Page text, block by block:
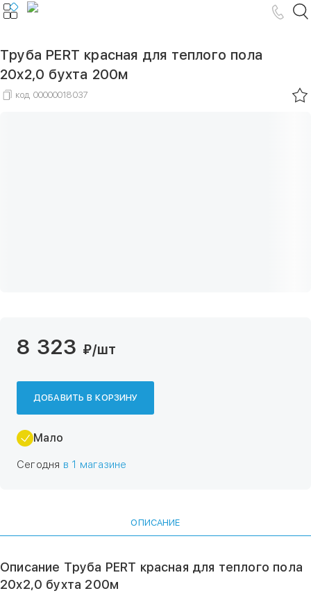
Труба PERT красная для теплого пола
20х2,0 бухта 200м
код 00000018037
8 323 ₽/шт
ДОБАВИТЬ В КОРЗИНУ
Мало
Сегодня в 1 магазине
ОПИСАНИЕ
Описание Труба PERT красная для теплого пола
20х2,0 бухта 200м